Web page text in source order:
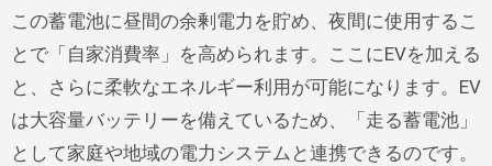
この蓄電池に昼間の余剰電力を貯め、夜間に使用するこ
とで「自家消費率」を高められます。ここにEVを加える
と、さらに柔軟なエネルギー利用が可能になります。EV
は大容量バッテリーを備えているため、「走る蓄電池」
として家庭や地域の電力システムと連携できるのです。